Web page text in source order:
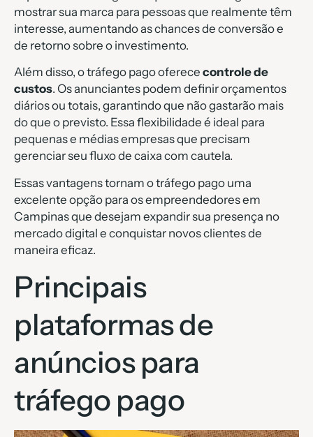
mostrar sua marca para pessoas que realmente têm
interesse, aumentando as chances de conversão e
de retorno sobre o investimento.
Além disso, o tráfego pago oferece controle de
custos. Os anunciantes podem definir orçamentos
diários ou totais, garantindo que não gastarão mais
do que o previsto. Essa flexibilidade é ideal para
pequenas e médias empresas que precisam
gerenciar seu fluxo de caixa com cautela.
Essas vantagens tornam o tráfego pago uma
excelente opção para os empreendedores em
Campinas que desejam expandir sua presença no
mercado digital e conquistar novos clientes de
maneira eficaz.
Principais
plataformas de
anúncios para
tráfego pago